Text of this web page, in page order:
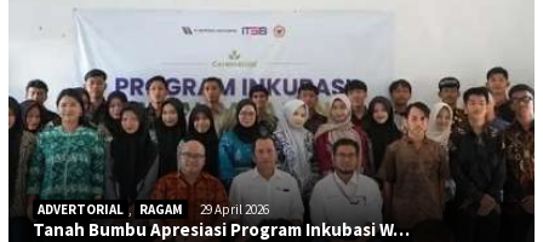
ADVERTORIAL , RAGAM 29 April 2026
Tanah Bumbu Apresiasi Program Inkubasi W…